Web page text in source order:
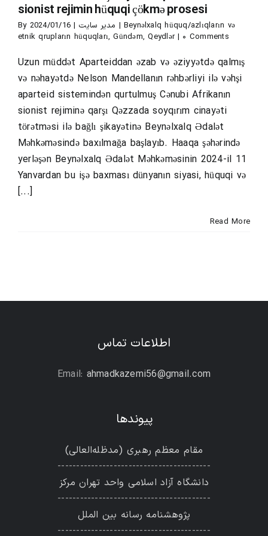
Qeydlər
sionist rejimin hüquqi çökmə prosesi
By مدیر سایت |
2024/01/16 | Beynəlxalq hüquq/azlıqların və
etnik qrupların hüquqları,Gündəm,Qeydlər | ۰ Comments
Uzun müddət Aparteiddan əzab və əziyyətdə qalmış
və nəhayətdə Nelson Mandellanın rəhbərliyi ilə vəhşi
aparteid sistemindən qurtulmuş Cənubi Afrikanın
sionist rejiminə qarşı Qəzzada soyqırım cinayəti
törətməsi ilə bağlı şikayətinə Beynəlxalq Ədalət
Məhkəməsində baxılmağa başlayıb. Haaqa şəhərində
yerləşən Beynəlxalq Ədalət Məhkəməsinin 2024-il 11
Yanvardan bu işə baxması dünyanın siyasi, hüquqi və
[...]
Read More
اطلاعات تماس
Email: ahmadkazemi56@gmail.com
پیوندها
مقام معظم رهبری (مد‌ظله‌العالی)
-----------------------------------------
دانشگاه آزاد اسلامی واحد تهران مرکز
-----------------------------------------
پژوهشنامه رسانه بین الملل
-----------------------------------------